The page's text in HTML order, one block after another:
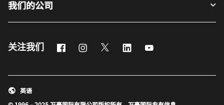
我们的公司
关注我们 FacebookInstagram
Twitter LinkedIn
英语